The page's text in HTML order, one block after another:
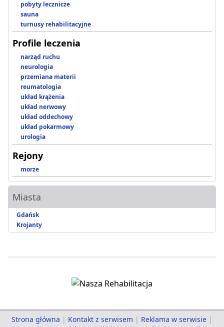
pobyty lecznicze
sauna
turnusy rehabilitacyjne
Profile leczenia
narząd ruchu
neurologia
przemiana materii
reumatologia
układ krążenia
układ nerwowy
układ oddechowy
układ pokarmowy
urologia
Rejony
morze
Miasta
Gdańsk
Krojanty
Strona główna | Kontakt z serwisem | Reklama w serwisie |